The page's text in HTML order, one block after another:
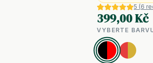
5 (6
399,00 Kč
VYBERTE